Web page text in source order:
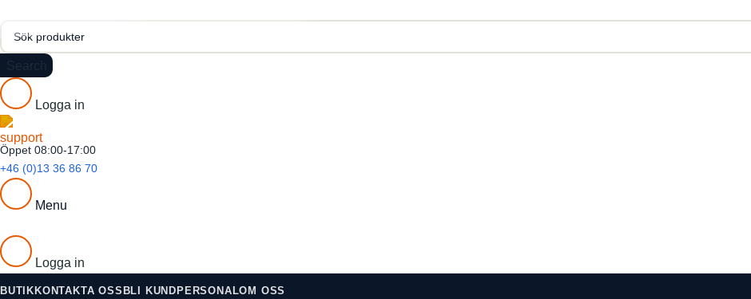
Logga in
Öppet 08:00-17:00
+46 (0)13 36 86 70
Menu
Logga in
BUTIK KONTAKTA OSS BLI KUND PERSONALOM OSS